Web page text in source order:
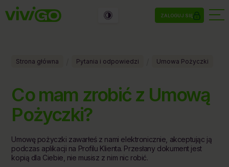
ZALOGUJ SIĘ
Strona główna Pytania i odpowiedzi Umowa Pożyczki
Co mam zrobić z Umową
Pożyczki?
Umowę pożyczki zawarłeś z nami elektronicznie, akceptując ją
podczas aplikacji na Profilu Klienta. Przesłany dokument jest
kopią dla Ciebie, nie musisz z nim nic robić.